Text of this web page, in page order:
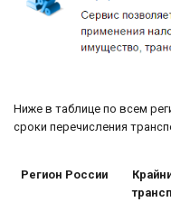
Ниже в таблице по всем
сроки перечисления
Регион России